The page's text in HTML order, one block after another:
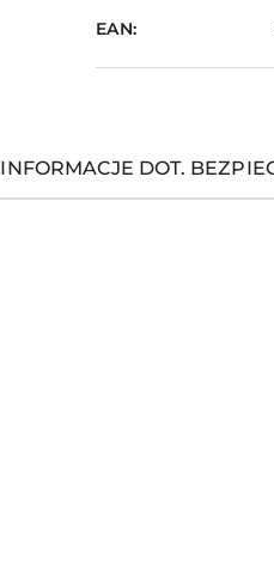
EAN:
INFORMACJE DOT.